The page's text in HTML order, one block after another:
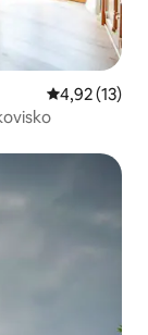
Priemerné
4,92 (13)